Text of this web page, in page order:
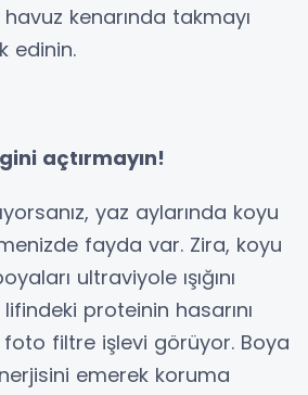
kenarında takmayı
edinin.
açtırmayın!
yaz aylarında koyu
fayda var. Zira, koyu
ultraviyole ışığını
proteinin hasarını
filtre işlevi görüyor. Boya
emerek koruma